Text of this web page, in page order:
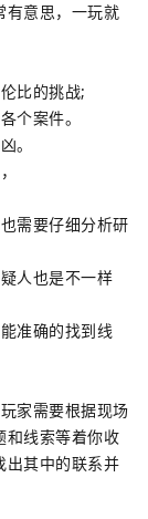
有意思，一玩就
比的挑战;
个案件。
。
需要仔细分析研
人也是不一样
准确的找到线
家需要根据现场
和线索等着你收
出其中的联系并